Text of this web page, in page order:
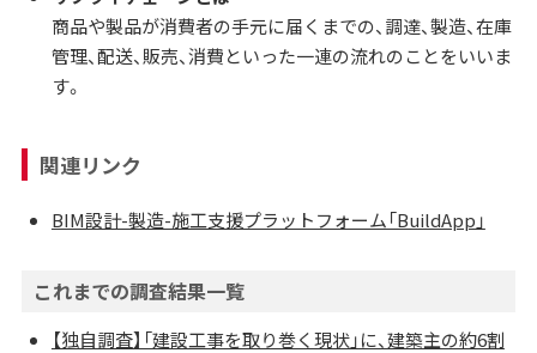
商品や製品が消費者の手元に届くまでの、調達、製造、在庫
管理、配送、販売、消費といった一連の流れのことをいいま
す。
関連リンク
BIM設計-製造-施工支援プラットフォーム「BuildApp」
これまでの調査結果一覧
【独自調査】「建設工事を取り巻く現状」に、建築主の約6割